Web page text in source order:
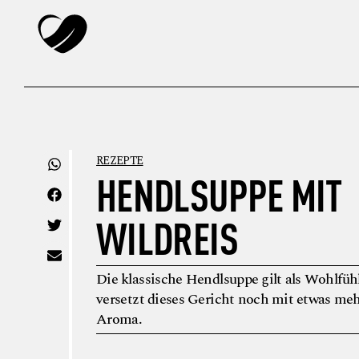
REZEPTE
HENDLSUPPE MIT
WILDREIS
Die klassische Hendlsuppe gilt als
versetzt dieses Gericht noch mit etwas
Aroma.